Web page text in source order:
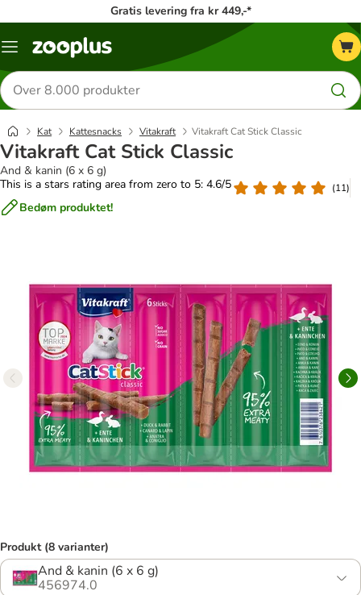
Gratis levering fra kr 449,-*
Menu
Søg
efter
produkter
Kat Kattesnacks Vitakraft Vitakraft Cat Stick Classic
Vitakraft Cat Stick Classic
And & kanin (6 x 6 g)
This is a stars rating area from zero to 5: 4.6/5
(11)
Bedøm produktet!
Produkt (8 varianter)
And & kanin (6 x 6 g)
456974.0